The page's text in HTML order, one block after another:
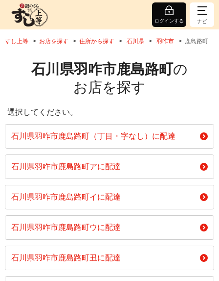
ログインする ナビ
すし上等 お店を探す 住所から探す 石川県 羽咋市 鹿島路町
石川県羽咋市鹿島路町の
お店を探す
選択してください。
石川県羽咋市鹿島路町（丁目・字なし）に配達
石川県羽咋市鹿島路町アに配達
石川県羽咋市鹿島路町イに配達
石川県羽咋市鹿島路町ウに配達
石川県羽咋市鹿島路町丑に配達